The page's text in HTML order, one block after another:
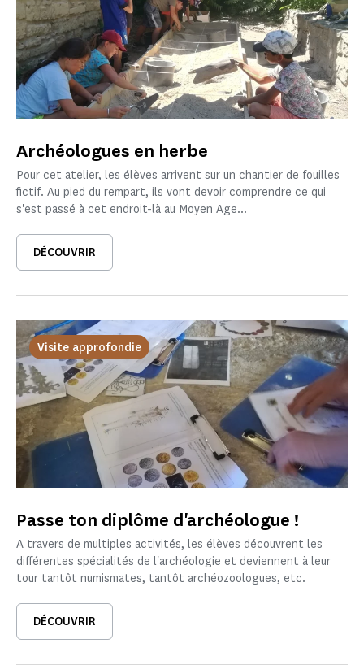
Archéologues en herbe
Pour cet atelier, les élèves arrivent sur un chantier de fouilles
fictif. Au pied du rempart, ils vont devoir comprendre ce qui
s'est passé à cet endroit-là au Moyen Age...
DÉCOUVRIR
Visite approfondie
Passe ton diplôme d'archéologue !
A travers de multiples activités, les élèves découvrent les
différentes spécialités de l'archéologie et deviennent à leur
tour tantôt numismates, tantôt archéozoologues, etc.
DÉCOUVRIR